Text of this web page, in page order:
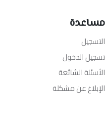
مساعدة
التسجيل
تسجيل الدخول
الأسئلة الشائعة
الإبلاغ عن مشكلة